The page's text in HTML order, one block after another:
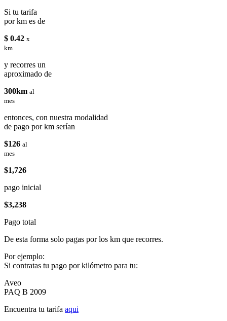
Si tu tarifa
por km es de
$ 0.42 x
km
y recorres un
aproximado de
300km al
mes
entonces, con nuestra modalidad
de pago por km serían
$126 al
mes
$1,726
pago inicial
$3,238
Pago total
De esta forma solo pagas por los km que recorres.
Por ejemplo:
Si contratas tu pago por kilómetro para tu:
Aveo
PAQ B 2009
Encuentra tu tarifa aqui